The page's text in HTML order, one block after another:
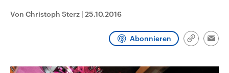
und Hintergründe zu den Parteien
und Kandidaten der anstehenden
Sendungen Programm
Von Christoph Sterz | 25.10.2016
Abonnieren
Link